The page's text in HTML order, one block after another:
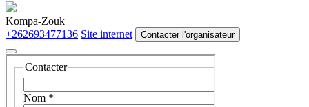
Kompa-Zouk
+262693477136 Site internet Contacter l'organisateur